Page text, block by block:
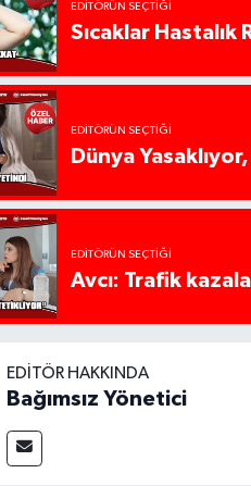
EDITÖRÜN SEÇTIĞI
Sıcaklar
EDITÖRÜN SEÇTIĞI
Dünya
EDITÖRÜN SEÇTIĞI
Avcı: Trafik
EDITÖR HAKKINDA
Bağımsız Yönetici